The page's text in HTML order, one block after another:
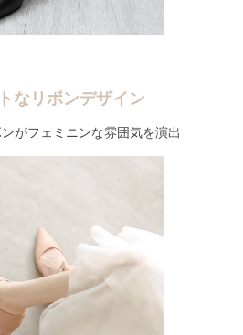
なリボンデザイン
がフェミニンな雰囲気を演出